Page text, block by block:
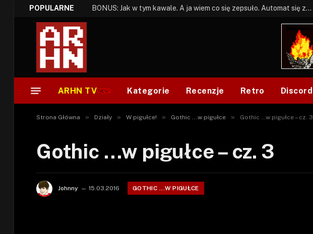
POPULARNE BONUS: Jak w tym kawale. A ja wiem co się zepsuło. Automat się zepsuł.
ARHN TV Kategorie Recenzje Retro Discord
Strona Główna » Działy » W pigułce! » Gothic ...w pigułce » Gothic …w pigułce – cz. 3
Gothic …w pigułce – cz. 3
Johnny 15.03.2016 GOTHIC ...W PIGUŁCE